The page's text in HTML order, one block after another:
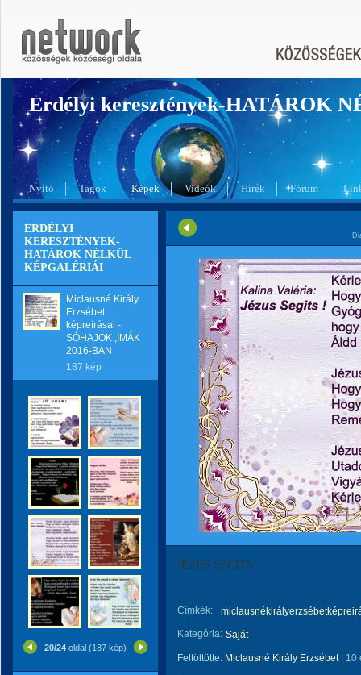
Erdélyi keresztények-HATÁROK
Nyitó Tagok Képek Videók Hírek Fórum
ERDÉLYI
KERESZTÉNYEK-
HATÁROK NÉLKÜL
KÉPGALÉRIÁI
Miclausné Király
Erzsébet
képreírásai -
SÓHAJOK ,IMÁK
2016-BAN
187 kép
20/24 oldal (187 kép)
JÉZUS SEGITS
Címkék:
Kategória: Saját
Feltöltötte: Miclausné Király Erzsébet| 10